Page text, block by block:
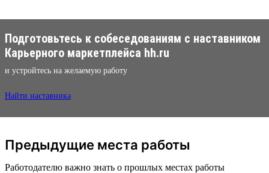
Подготовьтесь к собеседованиям с наставником
Карьерного маркетплейса hh.ru
и устройтесь на желаемую работу
Найти наставника
Предыдущие места работы
Работодателю важно знать о прошлых местах работы